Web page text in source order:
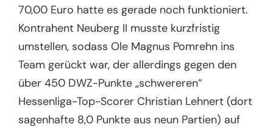
70,00 Euro hatte es gerade noch funktioniert.
Kontrahent Neuberg II musste kurzfristig
umstellen, sodass Ole Magnus Pomrehn ins
Team gerückt war, der allerdings gegen den
über 450 DWZ-Punkte „schwereren“
Hessenliga-Top-Scorer Christian Lehnert (dort
sagenhafte 8,0 Punkte aus neun Partien) auf